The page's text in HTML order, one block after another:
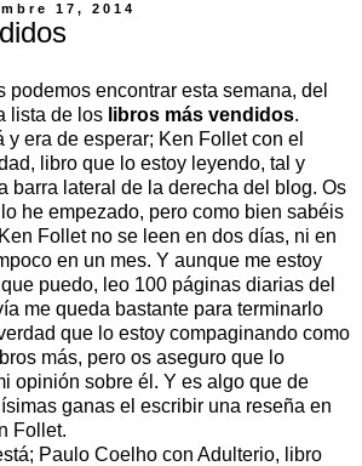
17, 2014
podemos encontrar esta semana, del
lista de los libros más vendidos.
y era de esperar; Ken Follet con el
libro que lo estoy leyendo, tal y
barra lateral de la derecha del blog. Os
he empezado, pero como bien sabéis
Follet no se leen en dos días, ni en
en un mes. Y aunque me estoy
puedo, leo 100 páginas diarias del
me queda bastante para terminarlo
que lo estoy compaginando como
más, pero os aseguro que lo
opinión sobre él. Y es algo que de
ganas el escribir una reseña en
Follet.
Paulo Coelho con Adulterio, libro